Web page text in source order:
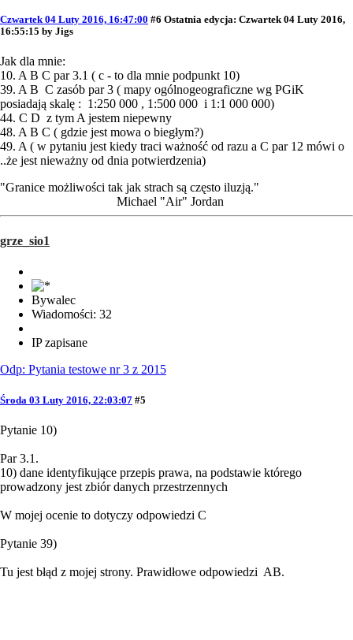
Czwartek 04 Luty 2016, 16:47:00 #6 Ostatnia edycja: Czwartek 04 Luty 2016,
16:55:15 by Jigs
Jak dla mnie:
10. A B C par 3.1 ( c - to dla mnie podpunkt 10)
39. A B C zasób par 3 ( mapy ogólnogeograficzne wg PGiK
posiadają skalę : 1:250 000 , 1:500 000 i 1:1 000 000)
44. C D z tym A jestem niepewny
48. A B C ( gdzie jest mowa o biegłym?)
49. A ( w pytaniu jest kiedy traci ważność od razu a C par 12 mówi o
..że jest nieważny od dnia potwierdzenia)
"Granice możliwości tak jak strach są często iluzją."
Michael "Air" Jordan
grze_sio1
Bywalec
Wiadomości: 32
IP zapisane
Odp: Pytania testowe nr 3 z 2015
Środa 03 Luty 2016, 22:03:07 #5
Pytanie 10)
Par 3.1.
10) dane identyfikujące przepis prawa, na podstawie którego
prowadzony jest zbiór danych przestrzennych
W mojej ocenie to dotyczy odpowiedzi C
Pytanie 39)
Tu jest błąd z mojej strony. Prawidłowe odpowiedzi AB.